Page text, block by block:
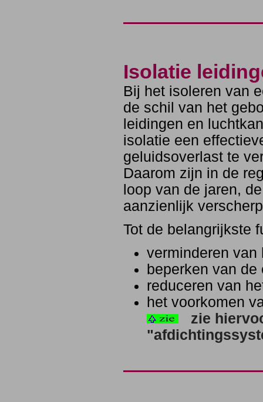
Isolatie
Bij het isoleren van
de schil van het
leidingen en
isolatie een
geluidsoverlast te
Daarom zijn in de
loop van de jaren,
aanzienlijk
Tot de belangrijkste
verminderen van
beperken van
reduceren van
het voorkomen
zie